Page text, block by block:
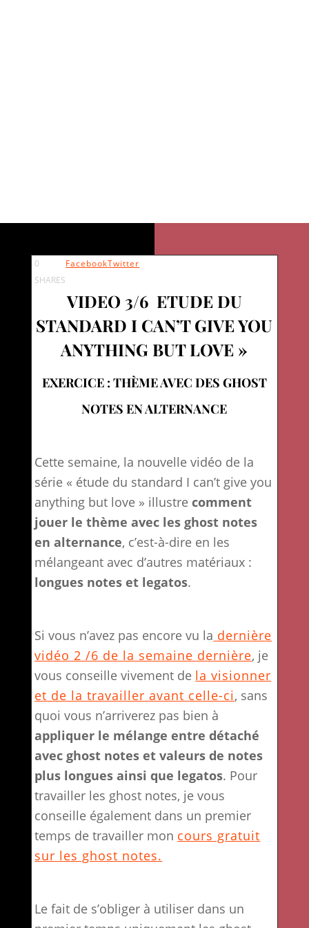
0
SHARES
FacebookTwitter
VIDEO 3/6 ETUDE DU
STANDARD I CAN’T GIVE YOU
ANYTHING BUT LOVE »
EXERCICE : THÈME AVEC DES GHOST
NOTES EN ALTERNANCE
Cette semaine, la nouvelle vidéo de la
série « étude du standard I can’t give you
anything but love » illustrecomment
jouer le thème avec les ghost notes
en alternance, c’est-à-dire en les
mélangeant avec d’autres matériaux :
longues notes et legatos.
Si vous n’avez pas encore vu la dernière
vidéo 2 /6 de la semaine dernière, je
vous conseille vivement de la visionner
et de la travailler avant celle-ci, sans
quoi vous n’arriverez pas bien à
appliquer le mélange entre détaché
avec ghost notes et valeurs de notes
plus longues ainsi que legatos. Pour
travailler les ghost notes, je vous
conseille également dans un premier
temps de travailler mon cours gratuit
sur les ghost notes.
Le fait de s’obliger à utiliser dans un